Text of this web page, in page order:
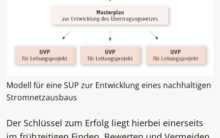
Modell für eine SUP zur Entwicklung eines nachhaltigen
Stromnetzausbaus
Der Schlüssel zum Erfolg liegt hierbei einerseits